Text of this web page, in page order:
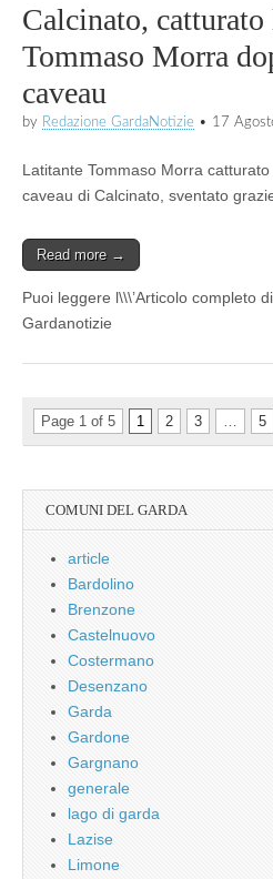
Calcinato,
Tommaso Morra
caveau
by Redazione GardaNotizie • 17
Latitante Tommaso Morra
caveau di Calcinato, sventato
Read more →
Puoi leggere l\\\’Articolo completo
Gardanotizie
Page 1 of 5 1 2 3 5
COMUNI DEL GARDA
article
Bardolino
Brenzone
Castelnuovo
Costermano
Desenzano
Garda
Gardone
Gargnano
generale
lago di garda
Lazise
Limone